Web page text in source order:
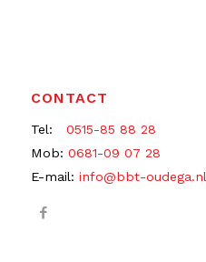
CONTACT
Tel: 0515-85 88 28
Mob: 0681-09 07 28
E-mail: info@bbt-oudega.nl